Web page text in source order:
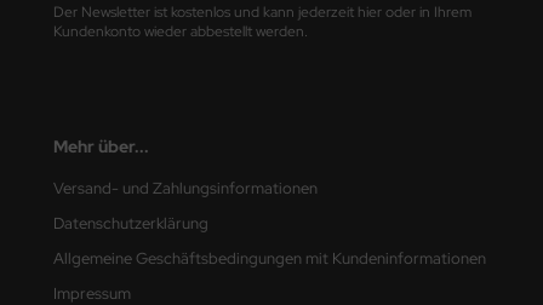
Der Newsletter ist kostenlos und kann jederzeit hier oder in Ihrem
Kundenkonto wieder abbestellt werden.
Mehr über...
Versand- und Zahlungsinformationen
Datenschutzerklärung
Allgemeine Geschäftsbedingungen mit Kundeninformationen
Impressum
Decals